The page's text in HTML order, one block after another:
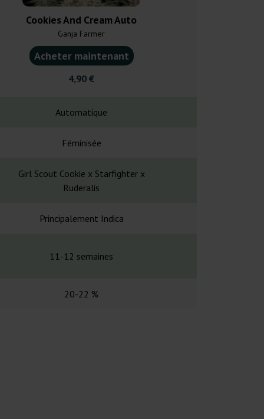
Cookies And Cream Auto
Ganja Farmer
Acheter maintenant
4,90 €
Automatique
Féminisée
Girl Scout Cookie x Starfighter x
Ruderalis
Principalement Indica
11-12 semaines
20-22 %